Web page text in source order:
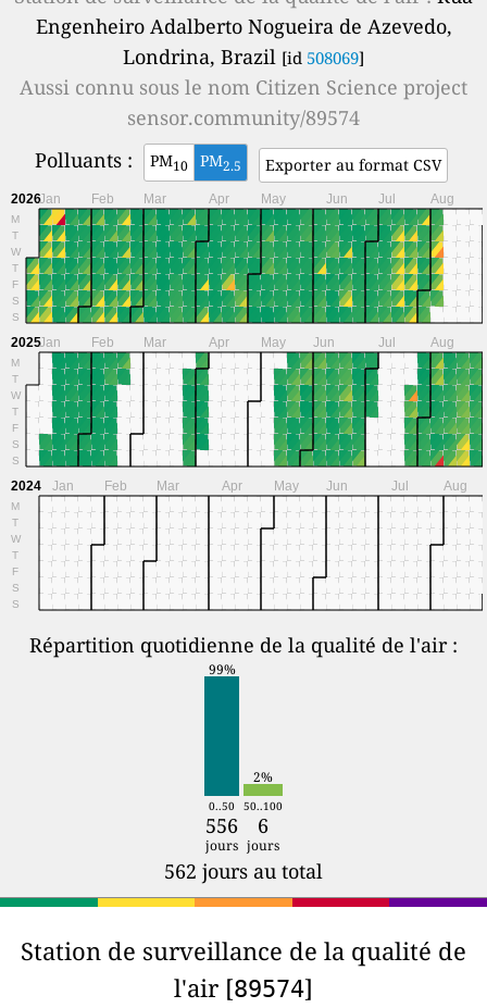
Engenheiro Adalberto Nogueira de Azevedo,
Londrina, Brazil [id 508069]
Aussi connu sous le nom Citizen Science project
sensor.community/89574
Polluants :
PM10 PM2.5 Exporter au format CSV
2026
M
T
W
T
F
S
S
Jan Feb Mar Apr May Jun Jul Aug
2025
M
T
W
T
F
S
S
Jan Feb Mar Apr May Jun Jul Aug
2024
M
T
W
T
F
S
S
Jan Feb Mar Apr May Jun Jul Aug
Répartition quotidienne de la qualité de l'air :
99%
2%
0..50 50..100
556 6
jours jours
562 jours au total
Station de surveillance de la qualité de
l'air [89574]